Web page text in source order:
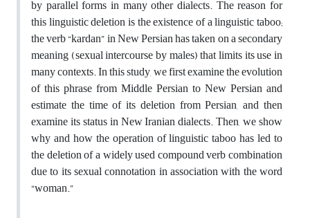
by parallel forms in many other dialects. The reason for
this linguistic deletion is the existence of a linguistic taboo;
the verb “kardan” in New Persian has taken on a secondary
meaning (sexual intercourse by males) that limits its use in
many contexts. In this study, we first examine the evolution
of this phrase from Middle Persian to New Persian and
estimate the time of its deletion from Persian, and then
examine its status in New Iranian dialects. Then, we show
why and how the operation of linguistic taboo has led to
the deletion of a widely used compound verb combination
due to its sexual connotation in association with the word
“woman.”